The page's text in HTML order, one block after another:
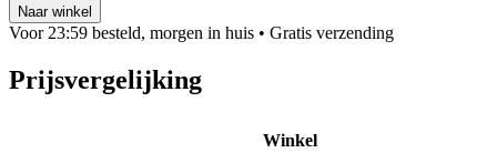
Naar winkel
Voor 23:59 besteld, morgen in huis • Gratis verzending
Prijsvergelijking
Winkel